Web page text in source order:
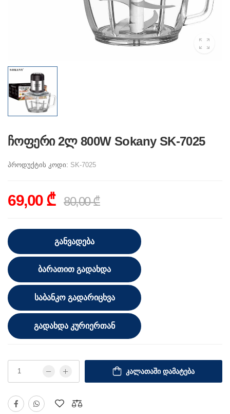
ჩოფერი 2ლ 800W Sokany SK-7025
პროდუქტის კოდი: SK-7025
69,00 ₾ 80,00 ₾
ᲒᲐᲜᲕᲐᲓᲔᲑᲐ
ᲑᲐᲠᲐᲗᲘᲗ ᲒᲐᲓᲐᲮᲓᲐ
ᲡᲐᲑᲐᲜᲙᲝ ᲒᲐᲓᲐᲠᲘᲪᲮᲕᲐ
ᲒᲐᲓᲐᲮᲓᲐ ᲙᲣᲠᲘᲔᲠᲗᲐᲜ
ᲙᲐᲚᲐᲗᲐᲨᲘ ᲓᲐᲛᲐᲢᲔᲑᲐ